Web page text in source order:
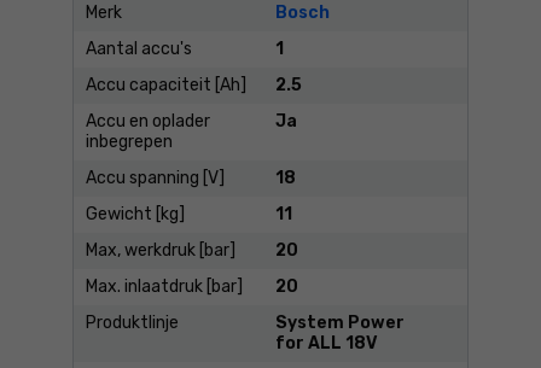
Merk
Bosch
Aantal accu's
1
Accu capaciteit [Ah]
2.5
Accu en oplader
inbegrepen
Ja
Accu spanning [V]
18
Gewicht [kg]
11
Max, werkdruk [bar]
20
Max. inlaatdruk [bar]
20
Produktlinje
System Power
for ALL 18V